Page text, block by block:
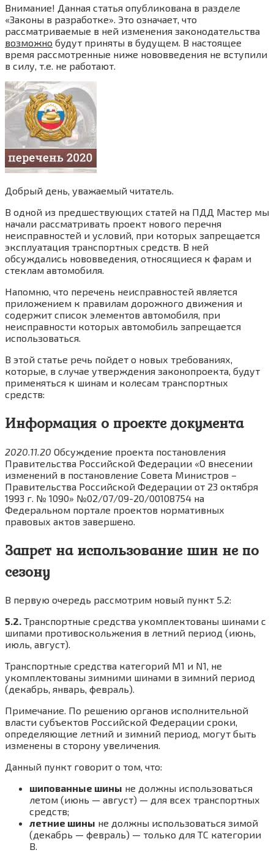
Внимание! Данная статья опубликована в разделе
«Законы в разработке». Это означает, что
рассматриваемые в ней изменения законодательства
возможно будут приняты в будущем. В настоящее
время рассмотренные ниже нововведения не вступили
в силу, т.е. не работают.
Добрый день, уважаемый читатель.
В одной из предшествующих статей на ПДД Мастер мы
начали рассматривать проект нового перечня
неисправностей и условий, при которых запрещается
эксплуатация транспортных средств. В ней
обсуждались нововведения, относящиеся к фарам и
стеклам автомобиля.
Напомню, что перечень неисправностей является
приложением к правилам дорожного движения и
содержит список элементов автомобиля, при
неисправности которых автомобиль запрещается
использоваться.
В этой статье речь пойдет о новых требованиях,
которые, в случае утверждения законопроекта, будут
применяться к шинам и колесам транспортных
средств:
Информация о проекте документа
2020.11.20 Обсуждение проекта постановления
Правительства Российской Федерации «О внесении
изменений в постановление Совета Министров –
Правительства Российской Федерации от 23 октября
1993 г. № 1090» №02/07/09-20/00108754 на
Федеральном портале проектов нормативных
правовых актов завершено.
Запрет на использование шин не по
сезону
В первую очередь рассмотрим новый пункт 5.2:
5.2. Транспортные средства укомплектованы шинами с
шипами противоскольжения в летний период (июнь,
июль, август).
Транспортные средства категорий M1 и N1, не
укомплектованы зимними шинами в зимний период
(декабрь, январь, февраль).
Примечание. По решению органов исполнительной
власти субъектов Российской Федерации сроки,
определяющие летний и зимний период, могут быть
изменены в сторону увеличения.
Данный пункт говорит о том, что:
шипованные шины не должны использоваться
летом (июнь — август) — для всех транспортных
средств;
летние шины не должны использоваться зимой
(декабрь — февраль) — только для ТС категории
В.